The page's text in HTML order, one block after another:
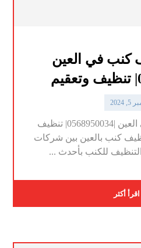
كنب في العين
2024
شركة تنظيف كنب في العين |0568950034| تنظيف
كنب بالعين بين شركات
التنظيف للكنب بأحدث ...
اقرأ أكثر